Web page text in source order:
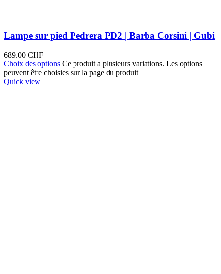
Lampe sur pied Pedrera PD2 | Barba Corsini | Gubi
689.00 CHF
Choix des options Ce produit a plusieurs variations. Les options
peuvent être choisies sur la page du produit
Quick view